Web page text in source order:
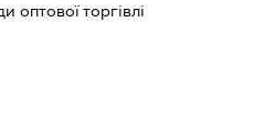
оптової торгівлі